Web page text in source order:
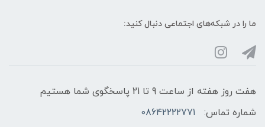
ما را در شبکه‌های اجتماعی دنبال کنید:
هفت روز هفته از ساعت 9 تا 21 پاسخگوی شما هستیم
شماره تماس:
08642222771